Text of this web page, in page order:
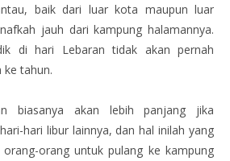
baik dari luar kota maupun luar
jauh dari kampung halamannya.
di hari Lebaran tidak akan pernah
tahun.
biasanya akan lebih panjang jika
hari libur lainnya, dan hal inilah yang
orang untuk pulang ke kampung